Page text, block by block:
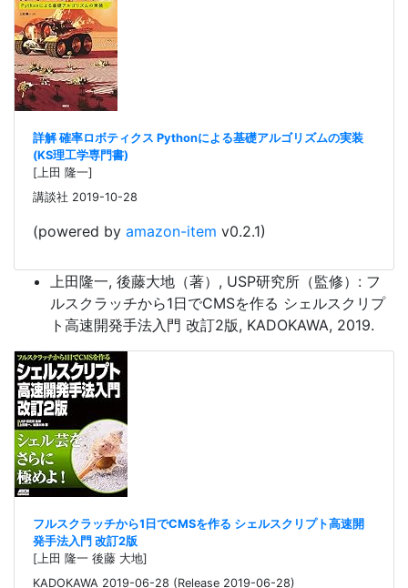
詳解 確率ロボティクス Pythonによる基礎アルゴリズムの実装
(KS理工学専門書)
[上田 隆一]
講談社 2019-10-28
(powered by amazon-item v0.2.1)
上田隆一, 後藤大地（著）, USP研究所（監修）: フ
ルスクラッチから1日でCMSを作る シェルスクリプ
ト高速開発手法入門 改訂2版, KADOKAWA, 2019.
フルスクラッチから1日でCMSを作る シェルスクリプト高速開
発手法入門 改訂2版
[上田 隆一 後藤 大地]
KADOKAWA 2019-06-28 (Release 2019-06-28)